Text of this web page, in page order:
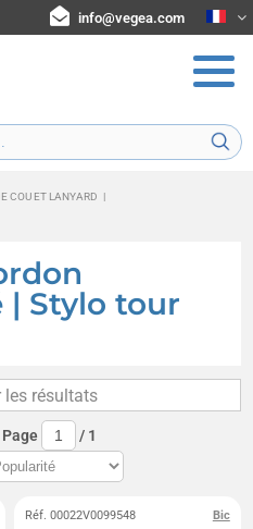
info@vegea.com
COU ET LANYARD
|
| Stylo tour
les résultats
/ 1
Bic
Réf. 00022V0099548